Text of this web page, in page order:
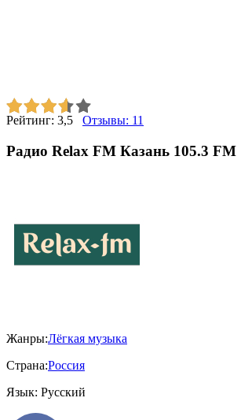
Рейтинг: 3,5 Отзывы: 11
Радио Relax FM Казань 105.3 FM
Жанры:Лёгкая музыка
Страна:Россия
Язык: Русский